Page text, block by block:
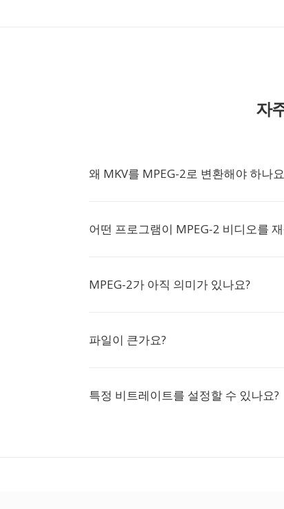
자
왜 MKV를 MPEG-2로 변환해야 하나
어떤 프로그램이 MPEG-2 비디오를
MPEG-2가 아직 의미가 있나요?
파일이 큰가요?
특정 비트레이트를 설정할 수 있나요?